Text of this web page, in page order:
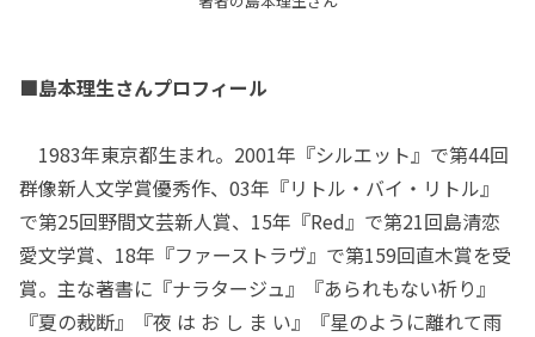
■島本理生さんプロフィール
1983年東京都生まれ。2001年『シルエット』で第44回
群像新人文学賞優秀作、03年『リトル・バイ・リトル』
で第25回野間文芸新人賞、15年『Red』で第21回島清恋
愛文学賞、18年『ファーストラヴ』で第159回直木賞を受
賞。主な著書に『ナラタージュ』『あられもない祈り』
『夏の裁断』『夜 は お し ま い』『星のように離れて雨